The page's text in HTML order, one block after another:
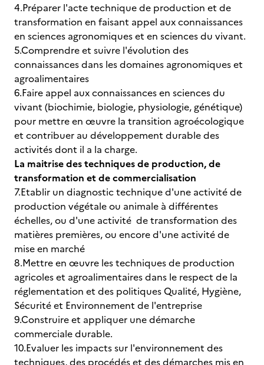
4.Préparer l'acte technique de production et de
transformation en faisant appel aux connaissances
en sciences agronomiques et en sciences du vivant.
5.Comprendre et suivre l'évolution des
connaissances dans les domaines agronomiques et
agroalimentaires
6.Faire appel aux connaissances en sciences du
vivant (biochimie, biologie, physiologie, génétique)
pour mettre en œuvre la transition agroécologique
et contribuer au développement durable des
activités dont il a la charge.
La maitrise des techniques de production, de
transformation et de commercialisation
7.Etablir un diagnostic technique d'une activité de
production végétale ou animale à différentes
échelles, ou d'une activité de transformation des
matières premières, ou encore d'une activité de
mise en marché
8.Mettre en œuvre les techniques de production
agricoles et agroalimentaires dans le respect de la
réglementation et des politiques Qualité, Hygiène,
Sécurité et Environnement de l'entreprise
9.Construire et appliquer une démarche
commerciale durable.
10.Evaluer les impacts sur l'environnement des
techniques, des procédés et des démarches mis en